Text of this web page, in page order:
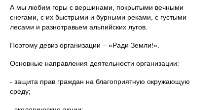
А мы любим горы с вершинами, покрытыми вечными
снегами, с их быстрыми и бурными реками, с густыми
лесами и разнотравьем альпийских лугов.
Поэтому девиз организации – «Ради Земли!».
Основные направления деятельности организации:
- защита прав граждан на благоприятную окружающую
среду;